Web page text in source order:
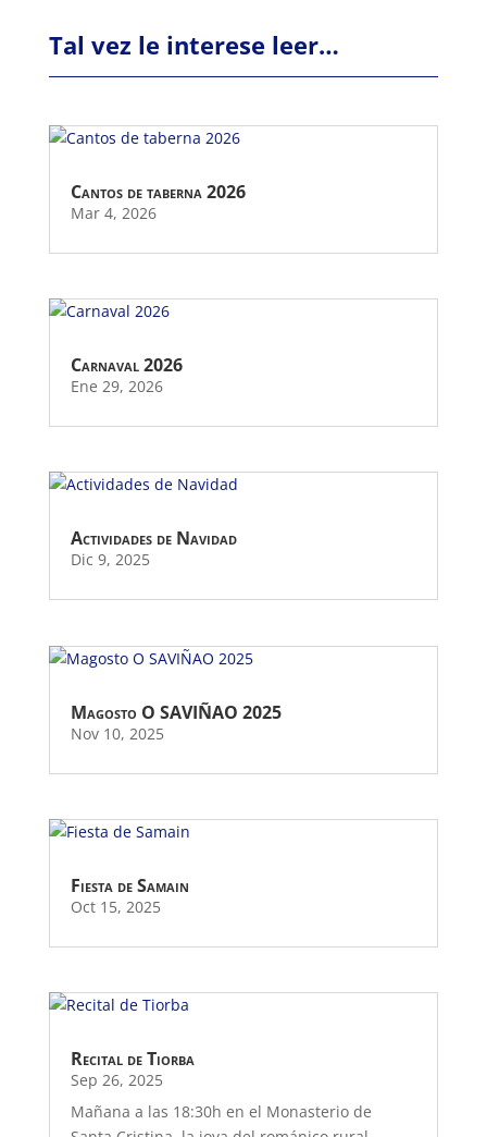
Tal vez le interese leer…
Cantos de taberna 2026
Mar 4, 2026
Carnaval 2026
Ene 29, 2026
Actividades de Navidad
Dic 9, 2025
Magosto O SAVIÑAO 2025
Nov 10, 2025
Fiesta de Samain
Oct 15, 2025
Recital de Tiorba
Sep 26, 2025
Mañana a las 18:30h en el Monasterio de